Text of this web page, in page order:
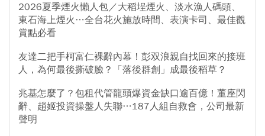
2026夏季煙火懶人包／大稻埕煙火、淡水漁人碼頭、
東石海上煙火…全台花火施放時間、表演卡司、最佳觀
賞點必看
友達二把手柯富仁裸辭內幕！彭双浪親自找回來的接班
人，為何最後撕破臉？「落後群創」成最後稻草？
兆基怎麼了？包租代管龍頭爆資金缺口逾百億！董座閃
辭、趙姬投資操盤人失聯…187人組自救會，公司最新
聲明